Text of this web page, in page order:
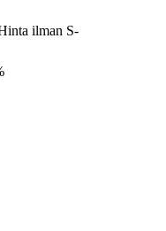
ilman S-